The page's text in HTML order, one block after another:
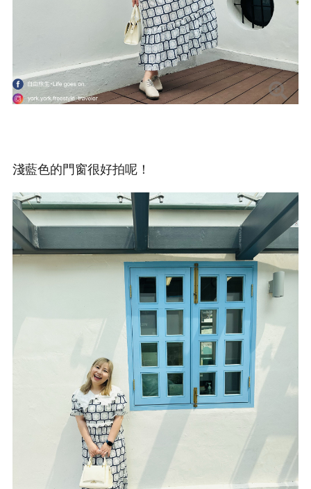
淺藍色的門窗很好拍呢！